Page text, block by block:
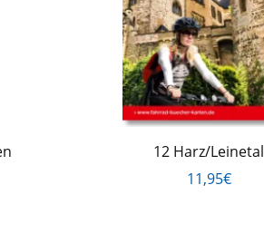
12 Harz/Leinetal
11,95€